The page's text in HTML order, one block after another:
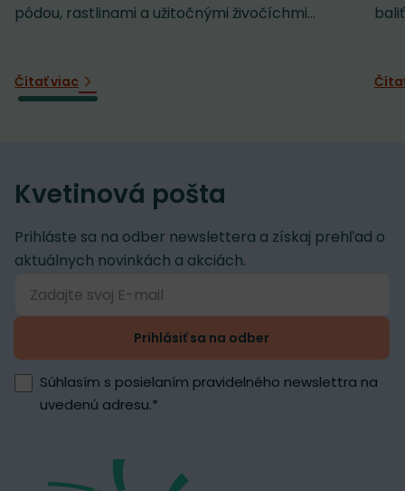
pôdou, rastlinami a užitočnými živočíchmi...
Čítať viac
Kvetinová pošta
Prihláste sa na odber newslettera a získaj prehľad o
aktuálnych novinkách a akciách.
Prihlásiť sa na odber
Súhlasím s posielaním pravidelného newslettra na
uvedenú adresu.*